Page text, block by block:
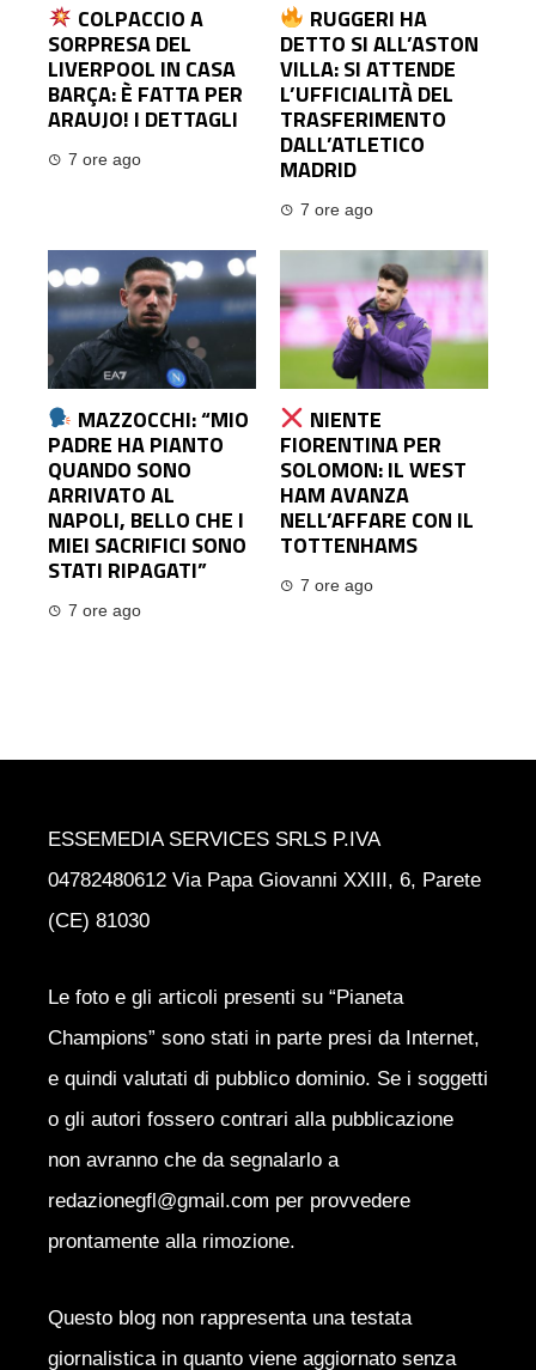
COLPACCIO A
SORPRESA DEL
LIVERPOOL IN CASA
BARÇA: È FATTA PER
ARAUJO! I DETTAGLI
7 ore ago
RUGGERI HA
DETTO SI ALL’ASTON
VILLA: SI ATTENDE
L’UFFICIALITÀ DEL
TRASFERIMENTO
DALL’ATLETICO
MADRID
7 ore ago
MAZZOCCHI: “MIO
PADRE HA PIANTO
QUANDO SONO
ARRIVATO AL
NAPOLI, BELLO CHE I
MIEI SACRIFICI SONO
STATI RIPAGATI”
7 ore ago
NIENTE
FIORENTINA PER
SOLOMON: IL WEST
HAM AVANZA
NELL’AFFARE CON IL
TOTTENHAMS
7 ore ago
ESSEMEDIA SERVICES SRLS P.IVA
04782480612 Via Papa Giovanni XXIII, 6, Parete
(CE) 81030
Le foto e gli articoli presenti su “Pianeta
Champions” sono stati in parte presi da Internet,
e quindi valutati di pubblico dominio. Se i soggetti
o gli autori fossero contrari alla pubblicazione
non avranno che da segnalarlo a
redazionegfl@gmail.com per provvedere
prontamente alla rimozione.
Questo blog non rappresenta una testata
giornalistica in quanto viene aggiornato senza